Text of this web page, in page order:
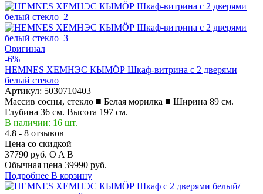
Оригинал
-6%
HEMNES ХЕМНЭС КЫМÖР Шкаф-витрина с 2 дверями
белый стекло
Артикул: 5030710403
Массив сосны, стекло ■ Белая морилка ■ Ширина 89 см.
Глубина 36 см. Высота 197 см.
В наличии: 16 шт.
4.8 - 8 отзывов
Цена со скидкой
37790 руб. O A B
Обычная цена 39990 руб.
Подробнее В корзину